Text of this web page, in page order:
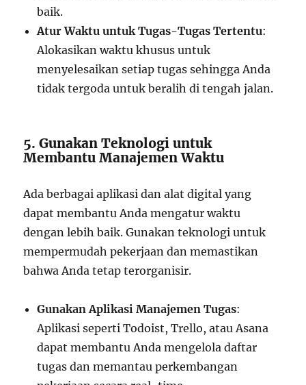
baik.
Atur Waktu untuk Tugas-Tugas Tertentu:
Alokasikan waktu khusus untuk
menyelesaikan setiap tugas sehingga Anda
tidak tergoda untuk beralih di tengah jalan.
5. Gunakan Teknologi untuk
Membantu Manajemen Waktu
Ada berbagai aplikasi dan alat digital yang
dapat membantu Anda mengatur waktu
dengan lebih baik. Gunakan teknologi untuk
mempermudah pekerjaan dan memastikan
bahwa Anda tetap terorganisir.
Gunakan Aplikasi Manajemen Tugas:
Aplikasi seperti Todoist, Trello, atau Asana
dapat membantu Anda mengelola daftar
tugas dan memantau perkembangan